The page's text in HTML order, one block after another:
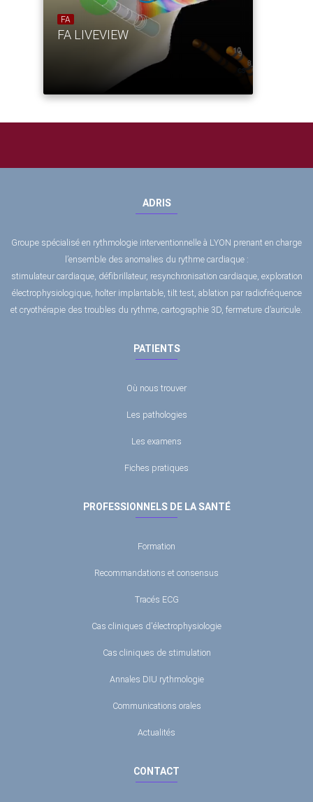
FA
FA LIVEVIEW
ADRIS
Groupe spécialisé en rythmologie interventionnelle à LYON prenant en charge
l’ensemble des anomalies du rythme cardiaque :
stimulateur cardiaque, défibrillateur, resynchronisation cardiaque, exploration
électrophysiologique, holter implantable, tilt test, ablation par radiofréquence
et cryothérapie des troubles du rythme, cartographie 3D, fermeture d’auricule.
PATIENTS
Où nous trouver
Les pathologies
Les examens
Fiches pratiques
PROFESSIONNELS DE LA SANTÉ
Formation
Recommandations et consensus
Tracés ECG
Cas cliniques d'électrophysiologie
Cas cliniques de stimulation
Annales DIU rythmologie
Communications orales
Actualités
CONTACT